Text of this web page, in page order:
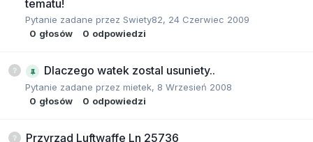
tematu!
Pytanie zadane przez Swiety82, 24 Czerwiec 2009
0 głosów 0 odpowiedzi
Dlaczego watek zostal usuniety..
Pytanie zadane przez mietek, 8 Wrzesień 2008
0 głosów 0 odpowiedzi
Przyrząd Luftwaffe Ln 25736